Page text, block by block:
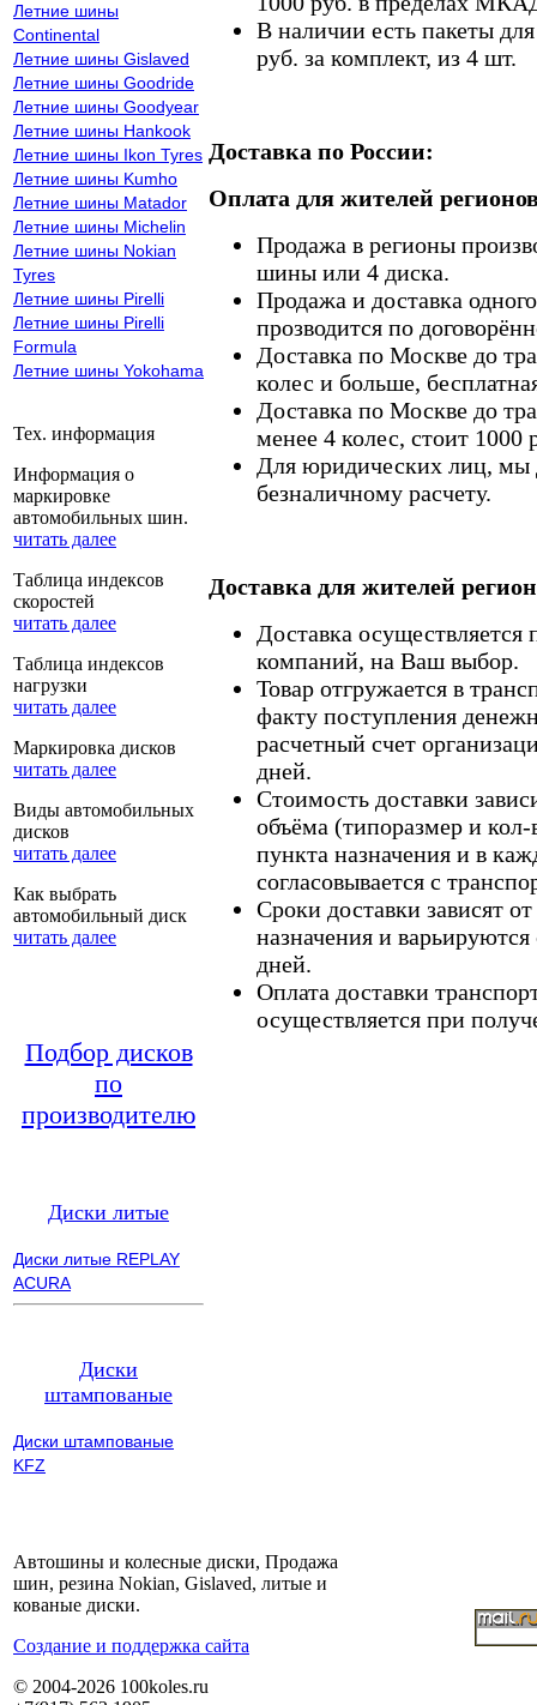
Летние шины
Continental
Летние шины Gislaved
Летние шины Goodride
Летние шины Goodyear
Летние шины Hankook
Летние шины Ikon Tyres
Летние шины Kumho
Летние шины Matador
Летние шины Michelin
Летние шины Nokian
Tyres
Летние шины Pirelli
Летние шины Pirelli
Formula
Летние шины Yokohama
Тех. информация
Информация о
маркировке
автомобильных шин.
читать далее
Таблица индексов
скоростей
читать далее
Таблица индексов
нагрузки
читать далее
Маркировка дисков
читать далее
Виды автомобильных
дисков
читать далее
Как выбрать
автомобильный диск
читать далее
Подбор дисков
по
производителю
Диски литые
Диски литые REPLAY
ACURA
Диски
штампованые
Диски штампованые
KFZ
В наличии есть пакеты
руб. за комплект, из 4 шт.
Доставка по России:
Оплата для жителей
Продажа в регионы
шины или 4 диска.
Продажа и доставка
прозводится по
Доставка по Москве до
колес и больше,
Доставка по Москве до
менее 4 колес, стоит 1000
Для юридических лиц, мы
безналичному расчету.
Доставка для жителей
Доставка
компаний, на Ваш выбор.
Товар отгружается в
факту поступления
расчетный счет
дней.
Стоимость доставки
объёма (типоразмер и кол-
пункта назначения и в
согласовывается с
Сроки доставки зависят
назначения и
дней.
Оплата доставки
осуществляется при
Автошины и колесные диски, Продажа
шин, резина Nokian, Gislaved, литые и
кованые диски.
Cоздание и поддержка сайта
© 2004-2026 100koles.ru